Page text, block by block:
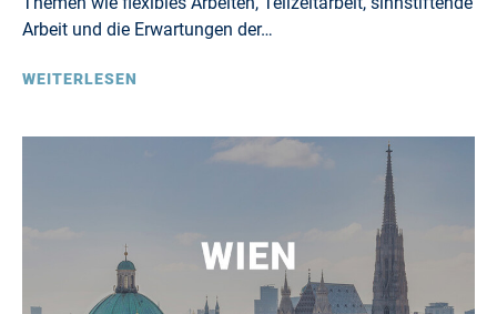
Arbeit und die Erwartungen der…
WEITERLESEN